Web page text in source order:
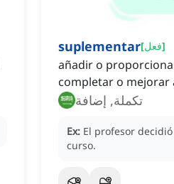
suplementar[فعل]
añadir o
completar o mejorar
تكملة, إضافة
Ex: El profesor
curso.